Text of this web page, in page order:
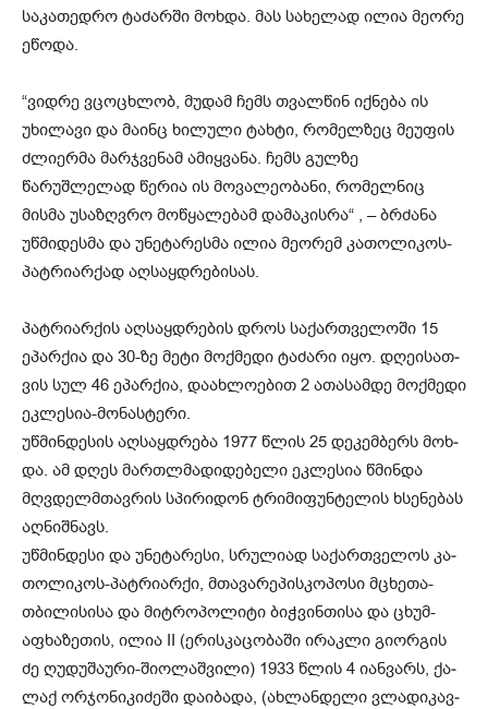
სა­კა­თედ­რო ტა­ძარ­ში მოხ­და. მას სა­ხე­ლად ილია მე­ო­რე
ეწო­და.
“ვიდრე ვცოცხლობ, მუდამ ჩემს თვალწინ იქნება ის
უხილავი და მაინც ხილული ტახტი, რომელზეც მეუფის
ძლიერმა მარჯვენამ ამიყვანა. ჩემს გულზე
წარუშლელად წერია ის მოვალეობანი, რომელნიც
მისმა უსაზღვრო მოწყალებამ დამაკისრა“ , – ბრძანა
უწმიდესმა და უნეტარესმა ილია მეორემ კათოლიკოს-
პატრიარქად აღსაყდრებისას.
პატ­რი­არ­ქის აღ­საყ­დრე­ბის დროს სა­ქარ­თვე­ლო­ში 15
ეპარ­ქია და 30-ზე მეტი მოქ­მე­დი ტა­ძა­რი იყო. დღე­ი­სათ­
ვის სულ 46 ეპარ­ქია, და­ახ­ლო­ე­ბით 2 ათა­სამ­დე მოქ­მე­დი
ეკ­ლე­სია-მო­ნას­ტე­რი.
უწ­მინ­დე­სის აღ­საყ­დრე­ბა 1977 წლის 25 დე­კემ­ბერს მოხ­
და. ამ დღეს მარ­თლმა­დი­დე­ბე­ლი ეკ­ლე­სია წმინ­და
მღვდელმთავ­რის სპი­რი­დონ ტრი­მი­ფუნ­ტე­ლის ხსე­ნე­ბას
აღ­ნიშ­ნავს.
უწ­მინ­დე­სი და უნე­ტა­რე­სი, სრუ­ლი­ად სა­ქარ­თვე­ლოს კა­
თო­ლი­კოს-პატ­რი­არ­ქი, მთა­ვა­რე­პის­კო­პო­სი მცხე­თა-
თბი­ლი­სი­სა და მიტ­რო­პო­ლი­ტი ბიჭ­ვინ­თი­სა და ცხუმ-
აფხა­ზე­თის, ილია II (ერის­კა­ცო­ბა­ში ირაკ­ლი გი­ორ­გის
ძე ღუ­დუ­შა­უ­რი-ში­ო­ლაშ­ვი­ლი) 1933 წლის 4 იან­ვარს, ქა­
ლაქ ორ­ჯო­ნი­კი­ძე­ში და­ი­ბა­და, (ახ­ლან­დე­ლი ვლა­დი­კავ­